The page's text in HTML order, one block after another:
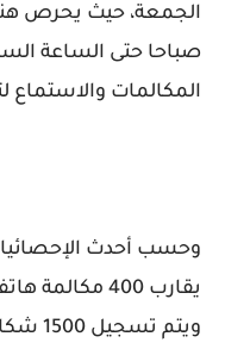
صباحا حتى الساعة
المكالمات
وحسب أحدث
يقارب 400
ويتم